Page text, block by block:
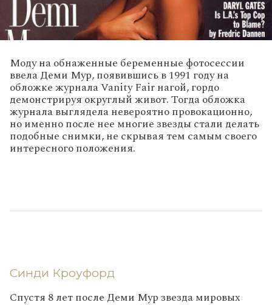
Моду на обнаженные беременные фотосессии
ввела Деми Мур, появившись в 1991 году на
обложке журнала Vanity Fair нагой, гордо
демонстрируя округлый живот. Тогда обложка
журнала выглядела невероятно провокационно,
но именно после нее многие звезды стали делать
подобные снимки, не скрывая тем самым своего
интересного положения.
Синди Кроуфорд
Спустя 8 лет после Деми Мур звезда мировых